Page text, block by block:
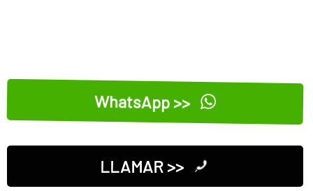
WhatsApp >>
LLAMAR >>